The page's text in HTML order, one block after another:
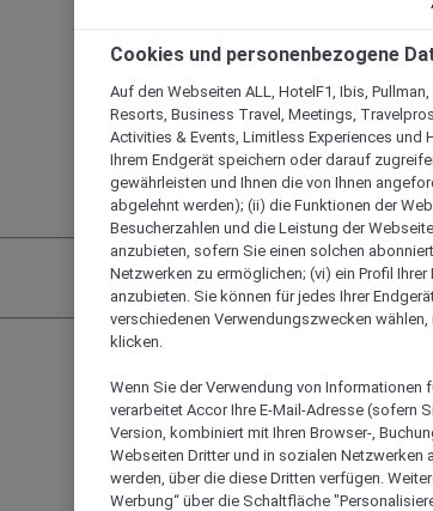
Cookies und personenbezogene
Auf den Webseiten ALL, HotelF1, Ibis,
Resorts, Business Travel, Meetings,
Activities & Events, Limitless Experiences und
Ihrem Endgerät speichern oder darauf
gewährleisten und Ihnen die von Ihnen
abgelehnt werden); (ii) die Funktionen der
Besucherzahlen und die Leistung der
anzubieten, sofern Sie einen solchen
Netzwerken zu ermöglichen; (vi) ein Profil
anzubieten. Sie können für jedes Ihrer
verschiedenen Verwendungszwecken
klicken.
Wenn Sie der Verwendung von
verarbeitet Accor Ihre E-Mail-Adresse (sofern
Version, kombiniert mit Ihren Browser-,
Webseiten Dritter und in sozialen Netzwerken
werden, über die diese Dritten verfügen.
Werbung“ über die Schaltfläche